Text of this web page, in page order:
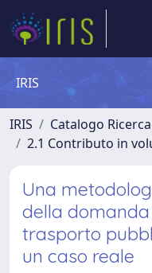
IRIS
IRIS Catalogo Ricerca
2.1 Contributo in
Una
della
trasporto
un caso reale